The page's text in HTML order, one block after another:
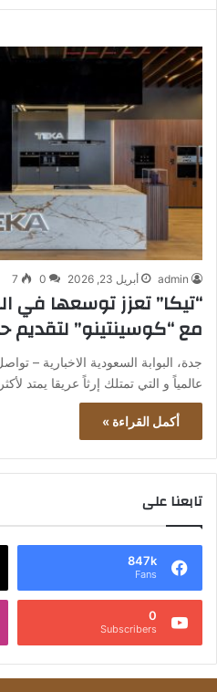
admin أبريل 23, 2026 0
7
“تيكا” تعزز توسعها في
مع “كوسينتينو” لتقديم
عالمياً و التي تمتلك إرثاً عريقا يمتد
أكمل القراءة »
تابعنا على
847k
Fans
0
Subscribers